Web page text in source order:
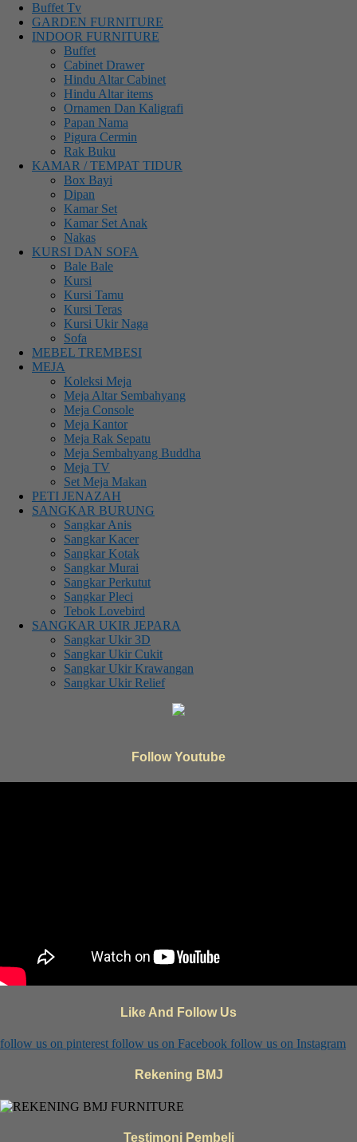
Buffet Tv
GARDEN FURNITURE
INDOOR FURNITURE
Buffet
Cabinet Drawer
Hindu Altar Cabinet
Hindu Altar items
Ornamen Dan Kaligrafi
Papan Nama
Pigura Cermin
Rak Buku
KAMAR / TEMPAT TIDUR
Box Bayi
Dipan
Kamar Set
Kamar Set Anak
Nakas
KURSI DAN SOFA
Bale Bale
Kursi
Kursi Tamu
Kursi Teras
Kursi Ukir Naga
Sofa
MEBEL TREMBESI
MEJA
Koleksi Meja
Meja Altar Sembahyang
Meja Console
Meja Kantor
Meja Rak Sepatu
Meja Sembahyang Buddha
Meja TV
Set Meja Makan
PETI JENAZAH
SANGKAR BURUNG
Sangkar Anis
Sangkar Kacer
Sangkar Kotak
Sangkar Murai
Sangkar Perkutut
Sangkar Pleci
Tebok Lovebird
SANGKAR UKIR JEPARA
Sangkar Ukir 3D
Sangkar Ukir Cukit
Sangkar Ukir Krawangan
Sangkar Ukir Relief
Follow Youtube
Like And Follow Us
follow us on pinterest follow us on Facebook follow us on Instagram
Rekening BMJ
Testimoni Pembeli